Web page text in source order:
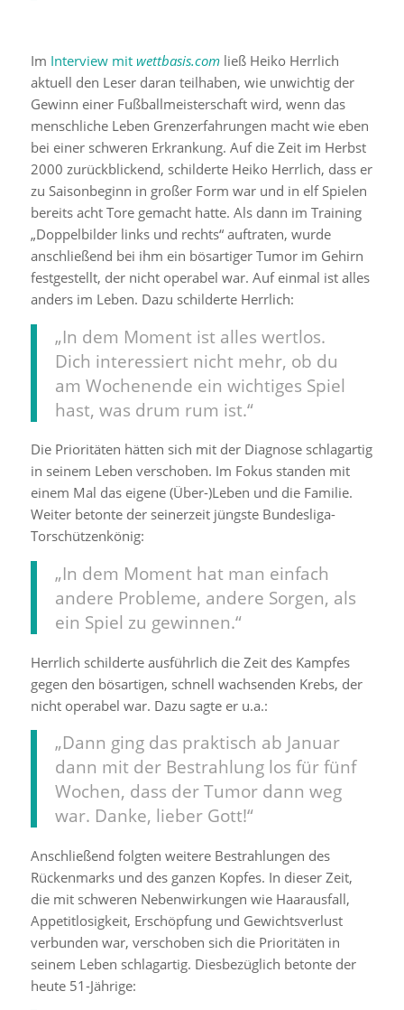
Im Interview mit wettbasis.comließ Heiko Herrlich
aktuell den Leser daran teilhaben, wie unwichtig der
Gewinn einer Fußballmeisterschaft wird, wenn das
menschliche Leben Grenzerfahrungen macht wie eben
bei einer schweren Erkrankung. Auf die Zeit im Herbst
2000 zurückblickend, schilderte Heiko Herrlich, dass er
zu Saisonbeginn in großer Form war und in elf Spielen
bereits acht Tore gemacht hatte. Als dann im Training
„Doppelbilder links und rechts“ auftraten, wurde
anschließend bei ihm ein bösartiger Tumor im Gehirn
festgestellt, der nicht operabel war. Auf einmal ist alles
anders im Leben. Dazu schilderte Herrlich:
„In dem Moment ist alles wertlos.
Dich interessiert nicht mehr, ob du
am Wochenende ein wichtiges Spiel
hast, was drum rum ist.“
Die Prioritäten hätten sich mit der Diagnose schlagartig
in seinem Leben verschoben. Im Fokus standen mit
einem Mal das eigene (Über-)Leben und die Familie.
Weiter betonte der seinerzeit jüngste Bundesliga-
Torschützenkönig:
„In dem Moment hat man einfach
andere Probleme, andere Sorgen, als
ein Spiel zu gewinnen.“
Herrlich schilderte ausführlich die Zeit des Kampfes
gegen den bösartigen, schnell wachsenden Krebs, der
nicht operabel war. Dazu sagte er u.a.:
„Dann ging das praktisch ab Januar
dann mit der Bestrahlung los für fünf
Wochen, dass der Tumor dann weg
war. Danke, lieber Gott!“
Anschließend folgten weitere Bestrahlungen des
Rückenmarks und des ganzen Kopfes. In dieser Zeit,
die mit schweren Nebenwirkungen wie Haarausfall,
Appetitlosigkeit, Erschöpfung und Gewichtsverlust
verbunden war, verschoben sich die Prioritäten in
seinem Leben schlagartig. Diesbezüglich betonte der
heute 51-Jährige: